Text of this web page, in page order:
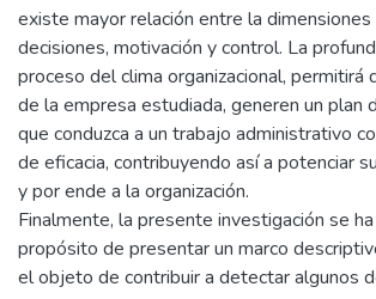
existe mayor relación entre la
decisiones, motivación y control. La
proceso del clima organizacional, permitirá
de la empresa estudiada, generen un plan
que conduzca a un trabajo administrativo
de eficacia, contribuyendo así a potenciar
y por ende a la organización.
Finalmente, la presente investigación se
propósito de presentar un marco
el objeto de contribuir a detectar algunos